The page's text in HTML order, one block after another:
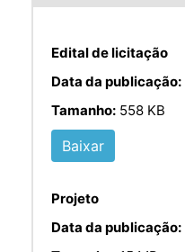
Edital de licitação
Data da publicação:
Tamanho: 558 KB
Baixar
Projeto
Data da publicação: